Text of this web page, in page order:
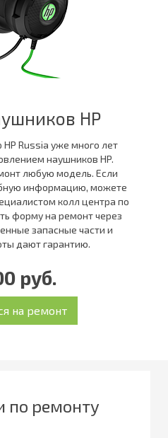
HP
Russia уже много лет
наушников HP.
любую модель. Если
информацию, можете
колл центра по
форму на ремонт через
запасные части и
дают гарантию.
руб.
по ремонту